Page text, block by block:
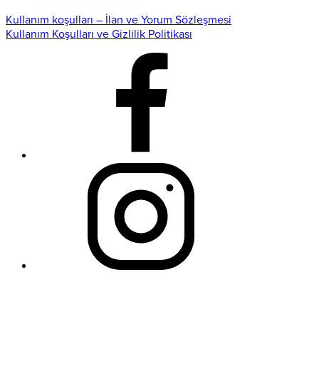
Kullanım koşulları – İlan ve Yorum Sözleşmesi
Kullanım Koşulları ve Gizlilik Politikası